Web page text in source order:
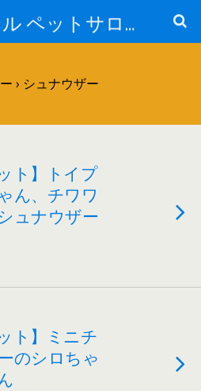
ペットホテル ペットサロン トリミングサロン 東京 ヌーノクラブのブログ
› シュナウザー
ト】トイプ
ん、チワワ
ュナウザー
ト】ミニチ
のシロちゃ